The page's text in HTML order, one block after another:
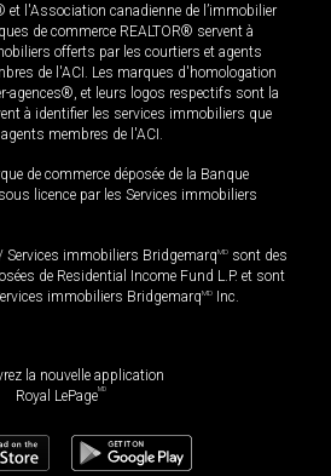
et l'Association canadienne de l’immobilier
de commerce REALTOR® servent à
offerts par les courtiers et agents
de l'ACI. Les marques d'homologation
agences®, et leurs logos respectifs sont la
à identifier les services immobiliers que
membres de l'ACI.
de commerce déposée de la Banque
licence par les Services immobiliers
Services immobiliers BridgemarqMD sont des
de Residential Income Fund L.P. et sont
immobiliers BridgemarqMD Inc.
la nouvelle application
Royal LePageMD